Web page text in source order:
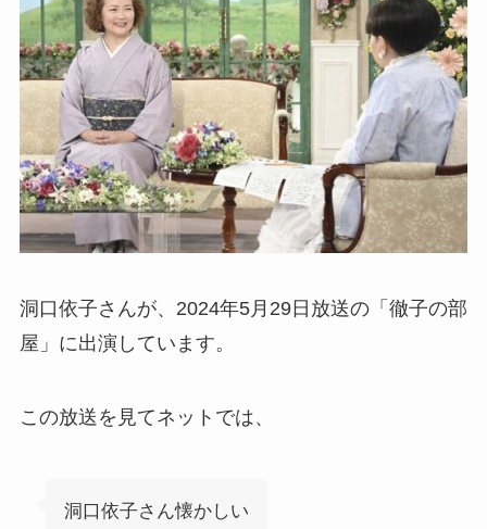
洞口依子さんが、2024年5月29日放送の「徹子の部
屋」に出演しています。
この放送を見てネットでは、
洞口依子さん懐かしい